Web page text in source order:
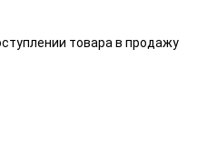
товара в продажу